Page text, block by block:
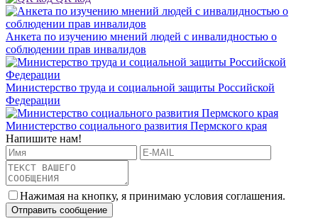
Анкета по изучению мнений людей с инвалидностью о
соблюдении прав инвалидов
Министерство труда и социальной защиты Российской
Федерации
Министерство социального развития Пермского края
Напишите нам!
Нажимая на кнопку, я принимаю условия соглашения.